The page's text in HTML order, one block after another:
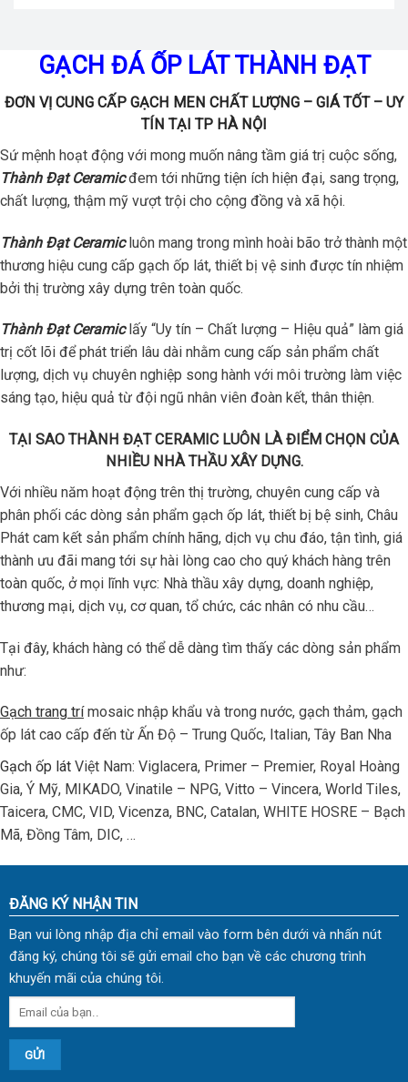
GẠCH ĐÁ ỐP LÁT THÀNH ĐẠT
ĐƠN VỊ CUNG CẤP GẠCH MEN CHẤT LƯỢNG – GIÁ TỐT – UY
TÍN TẠI TP HÀ NỘI
Sứ mệnh hoạt động với mong muốn nâng tầm giá trị cuộc sống,
Thành Đạt Ceramicđem tới những tiện ích hiện đại, sang trọng,
chất lượng, thậm mỹ vượt trội cho cộng đồng và xã hội.
Thành Đạt Ceramicluôn mang trong mình hoài bão trở thành một
thương hiệu cung cấp gạch ốp lát, thiết bị vệ sinh được tín nhiệm
bởi thị trường xây dựng trên toàn quốc.
Thành Đạt Ceramiclấy “Uy tín – Chất lượng – Hiệu quả” làm giá
trị cốt lõi để phát triển lâu dài nhằm cung cấp sản phẩm chất
lượng, dịch vụ chuyên nghiệp song hành với môi trường làm việc
sáng tạo, hiệu quả từ đội ngũ nhân viên đoàn kết, thân thiện.
TẠI SAO THÀNH ĐẠT CERAMIC LUÔN LÀ ĐIỂM CHỌN CỦA
NHIỀU NHÀ THẦU XÂY DỰNG.
Với nhiều năm hoạt động trên thị trường, chuyên cung cấp và
phân phối các dòng sản phẩm gạch ốp lát, thiết bị bệ sinh, Châu
Phát cam kết sản phẩm chính hãng, dịch vụ chu đáo, tận tình, giá
thành ưu đãi mang tới sự hài lòng cao cho quý khách hàng trên
toàn quốc, ở mọi lĩnh vực: Nhà thầu xây dựng, doanh nghiệp,
thương mại, dịch vụ, cơ quan, tổ chức, các nhân có nhu cầu…
Tại đây, khách hàng có thể dễ dàng tìm thấy các dòng sản phẩm
như:
Gạch trang trímosaic nhập khẩu và trong nước, gạch thảm, gạch
ốp lát cao cấp đến từ Ấn Độ – Trung Quốc, Italian, Tây Ban Nha
Gạch ốp lát Việt Nam: Viglacera, Primer – Premier, Royal Hoàng
Gia, Ý Mỹ, MIKADO, Vinatile – NPG, Vitto – Vincera, World Tiles,
Taicera, CMC, VID, Vicenza, BNC, Catalan, WHITE HOSRE – Bạch
Mã, Đồng Tâm, DIC, …
ĐĂNG KÝ NHẬN TIN
Bạn vui lòng nhập địa chỉ email vào form bên dưới và nhấn nút
đăng ký, chúng tôi sẽ gửi email cho bạn về các chương trình
khuyến mãi của chúng tôi.